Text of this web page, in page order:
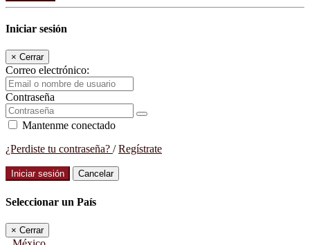
Iniciar sesión
× Cerrar
Correo electrónico:
Contraseña
Mantenme conectado
¿Perdiste tu contraseña? /Regístrate
Iniciar sesión Cancelar
Seleccionar un País
× Cerrar